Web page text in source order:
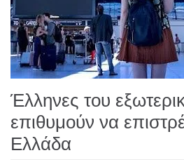
Έλληνες του
επιθυμούν να
Ελλάδα